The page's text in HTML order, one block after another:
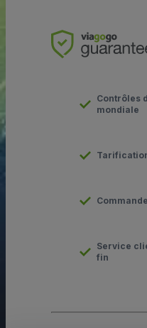
Contrôles
mondiale
Service
fin